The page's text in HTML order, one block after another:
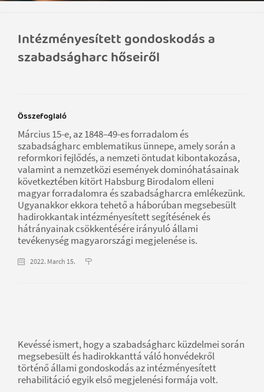
Intézményesített gondoskodás a
szabadságharc hőseiről
Összefoglaló
Március 15-e, az 1848–49-es forradalom és
szabadságharc emblematikus ünnepe, amely során a
reformkori fejlődés, a nemzeti öntudat kibontakozása,
valamint a nemzetközi események dominóhatásainak
következtében kitört Habsburg Birodalom elleni
magyar forradalomra és szabadságharcra emlékezünk.
Ugyanakkor ekkora tehető a háborúban megsebesült
hadirokkantak intézményesített segítésének és
hátrányainak csökkentésére irányuló állami
tevékenység magyarországi megjelenése is.
2022. March 15.
Kevéssé ismert, hogy a szabadságharc küzdelmei során
megsebesült és hadirokkanttá váló honvédekről
történő állami gondoskodás az intézményesített
rehabilitáció egyik első megjelenési formája volt.